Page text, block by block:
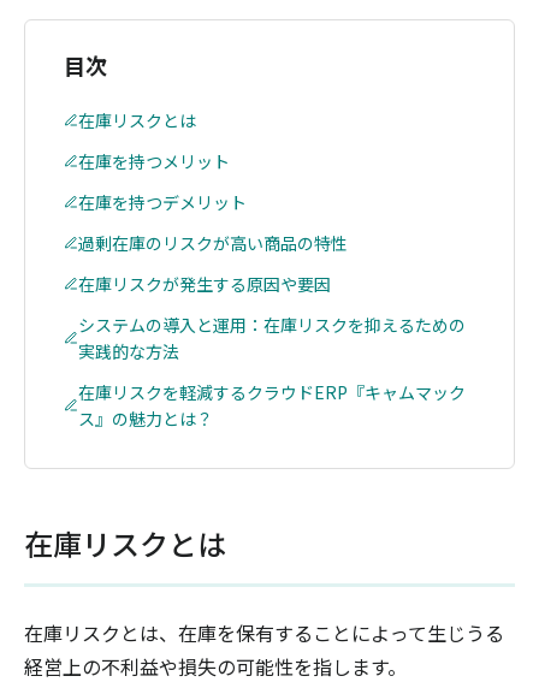
目次
在庫リスクとは
在庫を持つメリット
在庫を持つデメリット
過剰在庫のリスクが高い商品の特性
在庫リスクが発生する原因や要因
システムの導入と運用：在庫リスクを抑えるための
実践的な方法
在庫リスクを軽減するクラウドERP『キャムマック
ス』の魅力とは？
在庫リスクとは
在庫リスクとは、在庫を保有することによって生じうる
経営上の不利益や損失の可能性を指します。